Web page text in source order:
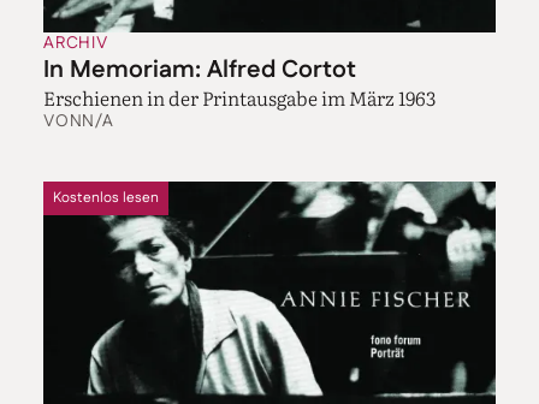
ARCHIV
In Memoriam: Alfred Cortot
Erschienen in der Printausgabe im März 1963
VONN/A
Kostenlos lesen